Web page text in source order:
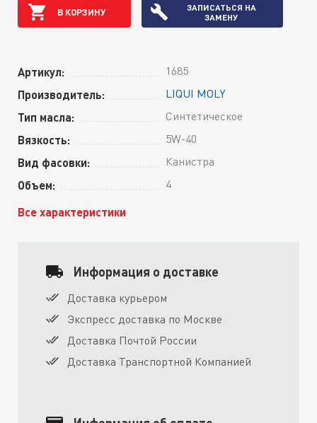
В КОРЗИНУ
ЗАПИСАТЬСЯ НА
ЗАМЕНУ
Артикул: 1685
Производитель: LIQUI MOLY
Тип масла: Синтетическое
Вязкость: 5W-40
Вид фасовки: Канистра
Объем: 4
Все характеристики
Информация о доставке
Доставка курьером
Экспресс доставка по Москве
Доставка Почтой России
Доставка Транспортной Компанией